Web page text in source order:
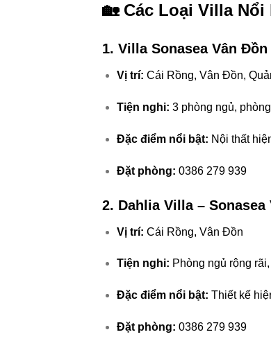
🏡 Các Loại Villa
1. Villa Sonasea Vân
Vị trí: Cái Rồng, Vân Đồn,
Tiện nghi: 3 phòng ngủ,
Đặc điểm nổi bật: Nội thất
Đặt phòng: 0386 279 939
2. Dahlia Villa –
Vị trí: Cái Rồng, Vân Đồn
Tiện nghi: Phòng ngủ rộng
Đặc điểm nổi bật: Thiết kế
Đặt phòng: 0386 279 939